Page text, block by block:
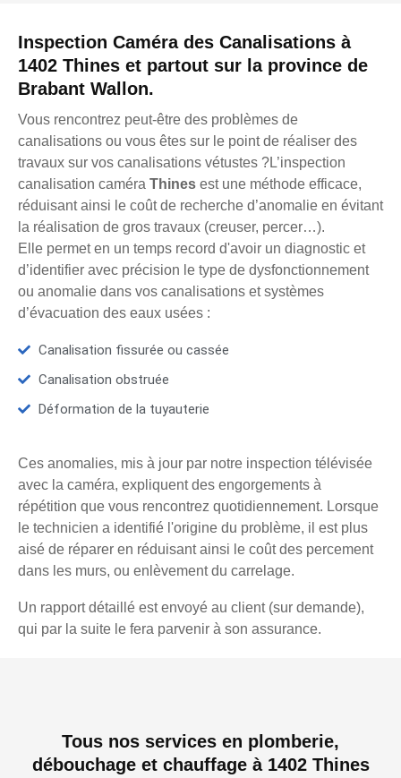
Inspection Caméra des Canalisations à
1402 Thines et partout sur la province de
Brabant Wallon.
Vous rencontrez peut-être des problèmes de
canalisations ou vous êtes sur le point de réaliser des
travaux sur vos canalisations vétustes ?L’inspection
canalisation caméra Thines est une méthode efficace,
réduisant ainsi le coût de recherche d’anomalie en évitant
la réalisation de gros travaux (creuser, percer…).
Elle permet en un temps record d'avoir un diagnostic et
d’identifier avec précision le type de dysfonctionnement
ou anomalie dans vos canalisations et systèmes
d’évacuation des eaux usées :
Canalisation fissurée ou cassée
Canalisation obstruée
Déformation de la tuyauterie
Ces anomalies, mis à jour par notre inspection télévisée
avec la caméra, expliquent des engorgements à
répétition que vous rencontrez quotidiennement. Lorsque
le technicien a identifié l'origine du problème, il est plus
aisé de réparer en réduisant ainsi le coût des percement
dans les murs, ou enlèvement du carrelage.
Un rapport détaillé est envoyé au client (sur demande),
qui par la suite le fera parvenir à son assurance.
Tous nos services en plomberie,
débouchage et chauffage à 1402 Thines